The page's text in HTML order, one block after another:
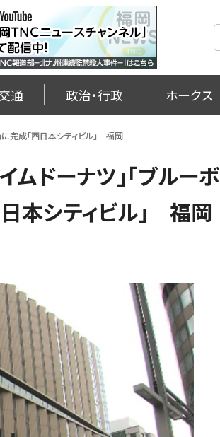
通 政治・行政 ホークス
に完成「西日本シティビル」 福岡
ムドーナツ」「ブルーボ
本シティビル」 福岡